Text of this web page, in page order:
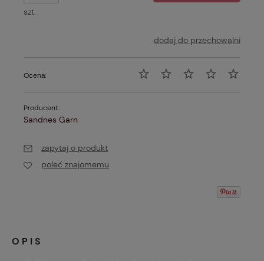
szt.
dodaj do przechowalni
Ocena:
Producent:
Sandnes Garn
zapytaj o produkt
poleć znajomemu
OPIS